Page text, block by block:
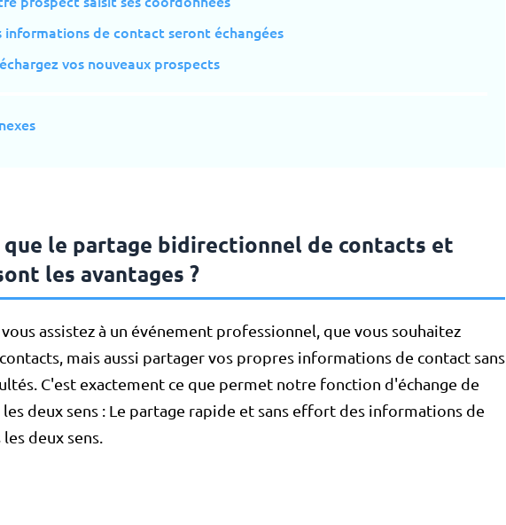
informations de contact seront échangées
vos nouveaux prospects
que le partage bidirectionnel de contacts et
les avantages ?
assistez à un événement professionnel, que vous souhaitez
mais aussi partager vos propres informations de contact sans
C'est exactement ce que permet notre fonction d'échange de
les deux sens : Le partage rapide et sans effort des informations de
deux sens.